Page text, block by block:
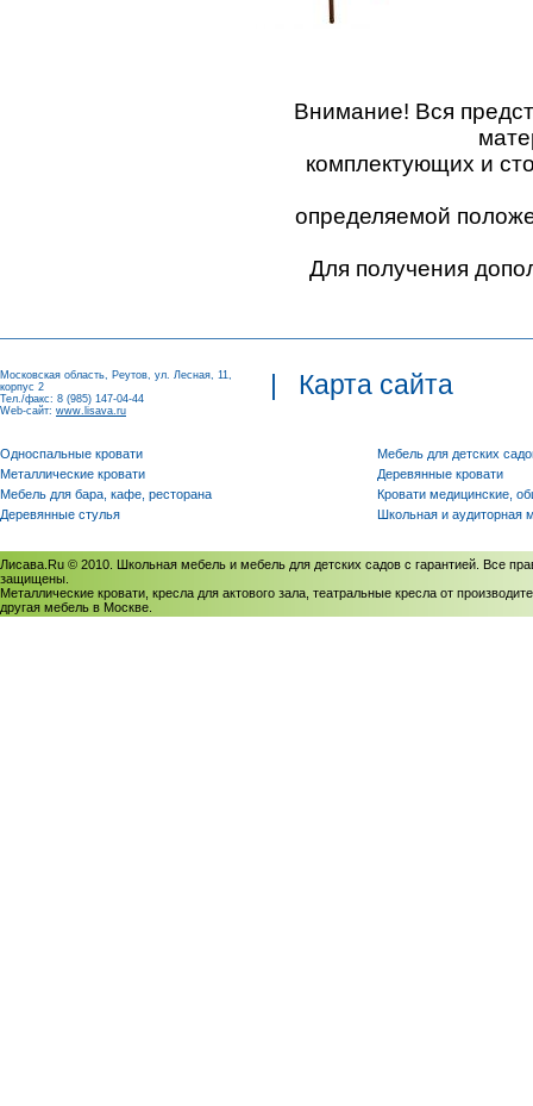
Внимание! Вся
комплектующих и
определяемой
Для получения
Московская область, Реутов, ул. Лесная, 11,
корпус 2
Тел./факс: 8 (985) 147-04-44
Web-сайт: www.lisava.ru
| Карта сайта
Односпальные кровати
Металлические кровати
Мебель для бара, кафе, ресторана
Деревянные стулья
Мебель для детских
Деревянные кровати
Кровати медицинские,
Школьная и аудиторная
Лисава.Ru © 2010. Школьная мебель и мебель для детских садов с гарантией. Все
защищены.
Металлические кровати, кресла для актового зала, театральные кресла от
другая мебель в Москве.
Политика использования cookies/Соглашение на обработку персональных данных